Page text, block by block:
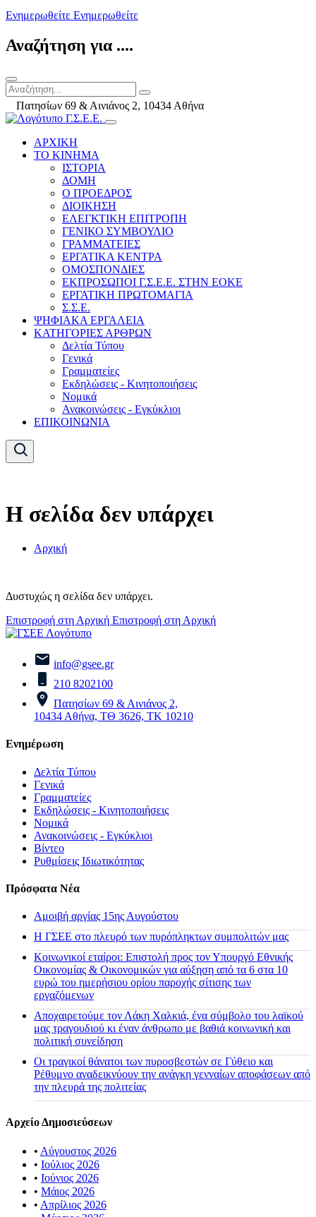
Ενημερωθείτε Ενημερωθείτε
Αναζήτηση για ....
Πατησίων 69 & Αινιάνος 2, 10434 Αθήνα
ΑΡΧΙΚΗ
ΤΟ ΚΙΝΗΜΑ
ΙΣΤΟΡΙΑ
ΔΟΜΗ
Ο ΠΡΟΕΔΡΟΣ
ΔΙΟΙΚΗΣΗ
ΕΛΕΓΚΤΙΚΗ ΕΠΙΤΡΟΠΗ
ΓΕΝΙΚΟ ΣΥΜΒΟΥΛΙΟ
ΓΡΑΜΜΑΤΕΙΕΣ
ΕΡΓΑΤΙΚΑ ΚΕΝΤΡΑ
ΟΜΟΣΠΟΝΔΙΕΣ
ΕΚΠΡΟΣΩΠΟΙ Γ.Σ.Ε.Ε. ΣΤΗΝ ΕΟΚΕ
ΕΡΓΑΤΙΚΗ ΠΡΩΤΟΜΑΓΙΑ
Σ.Σ.Ε.
ΨΗΦΙΑΚΑ ΕΡΓΑΛΕΙΑ
ΚΑΤΗΓΟΡΙΕΣ ΑΡΘΡΩΝ
Δελτία Τύπου
Γενικά
Γραμματείες
Εκδηλώσεις - Κινητοποιήσεις
Νομικά
Ανακοινώσεις - Εγκύκλιοι
ΕΠΙΚΟΙΝΩΝΙΑ
Η σελίδα δεν υπάρχει
Αρχική
Δυστυχώς η σελίδα δεν υπάρχει.
Επιστροφή στη Αρχική Επιστροφή στη Αρχική
info@gsee.gr
210 8202100
Πατησίων 69 & Αινιάνος 2,
10434 Αθήνα, ΤΘ 3626, ΤΚ 10210
Ενημέρωση
Δελτία Τύπου
Γενικά
Γραμματείες
Εκδηλώσεις - Κινητοποιήσεις
Νομικά
Ανακοινώσεις - Εγκύκλιοι
Βίντεο
Ρυθμίσεις Ιδιωτικότητας
Πρόσφατα Νέα
Αμοιβή αργίας 15ης Αυγούστου
H ΓΣΕΕ στο πλευρό των πυρόπληκτων συμπολιτών μας
Κοινωνικοί εταίροι: Επιστολή προς τον Υπουργό Εθνικής
Οικονομίας & Οικονομικών για αύξηση από τα 6 στα 10
ευρώ του ημερήσιου ορίου παροχής σίτισης των
εργαζόμενων
Αποχαιρετούμε τον Λάκη Χαλκιά, ένα σύμβολο του λαϊκού
μας τραγουδιού κι έναν άνθρωπο με βαθιά κοινωνική και
πολιτική συνείδηση
Οι τραγικοί θάνατοι των πυροσβεστών σε Γύθειο και
Ρέθυμνο αναδεικνύουν την ανάγκη γενναίων αποφάσεων από
την πλευρά της πολιτείας
Αρχείο Δημοσιεύσεων
• Αύγουστος 2026
• Ιούλιος 2026
• Ιούνιος 2026
• Μάιος 2026
• Απρίλιος 2026